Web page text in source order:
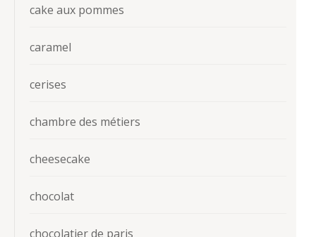
cake aux pommes
caramel
cerises
chambre des métiers
cheesecake
chocolat
chocolatier de paris